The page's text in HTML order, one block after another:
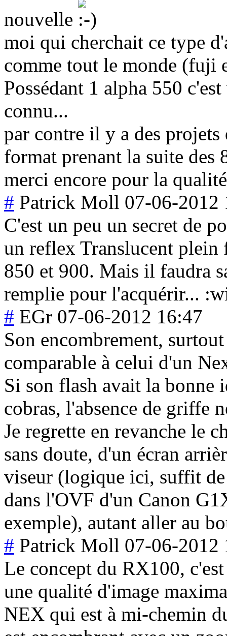
nouvelle
moi qui cherchait ce type
comme tout le monde (fuji
Possédant 1 alpha 550
connu...
par contre il y a des
format prenant la suite des
merci encore pour la
# Patrick Moll 07-06-2012
C'est un peu un secret de
un reflex Translucent plein
850 et 900. Mais il faudra
remplie pour l'acquérir...
# EGr 07-06-2012 16:47
Son encombrement,
comparable à celui d'un
Si son flash avait la bonne
cobras, l'absence de griffe
Je regrette en revanche le
sans doute, d'un écran
viseur (logique ici, suffit
dans l'OVF d'un Canon
exemple), autant aller au
# Patrick Moll 07-06-2012
Le concept du RX100,
une qualité d'image
NEX qui est à mi-chemin